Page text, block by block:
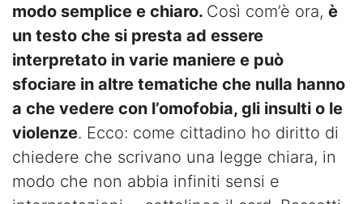
modo semplice e chiaro. Così com’è ora, è
un testo che si presta ad essere
interpretato in varie maniere e può
sfociare in altre tematiche che nulla hanno
a che vedere con l’omofobia, gli insulti o le
violenze. Ecco: come cittadino ho diritto di
chiedere che scrivano una legge chiara, in
modo che non abbia infiniti sensi e